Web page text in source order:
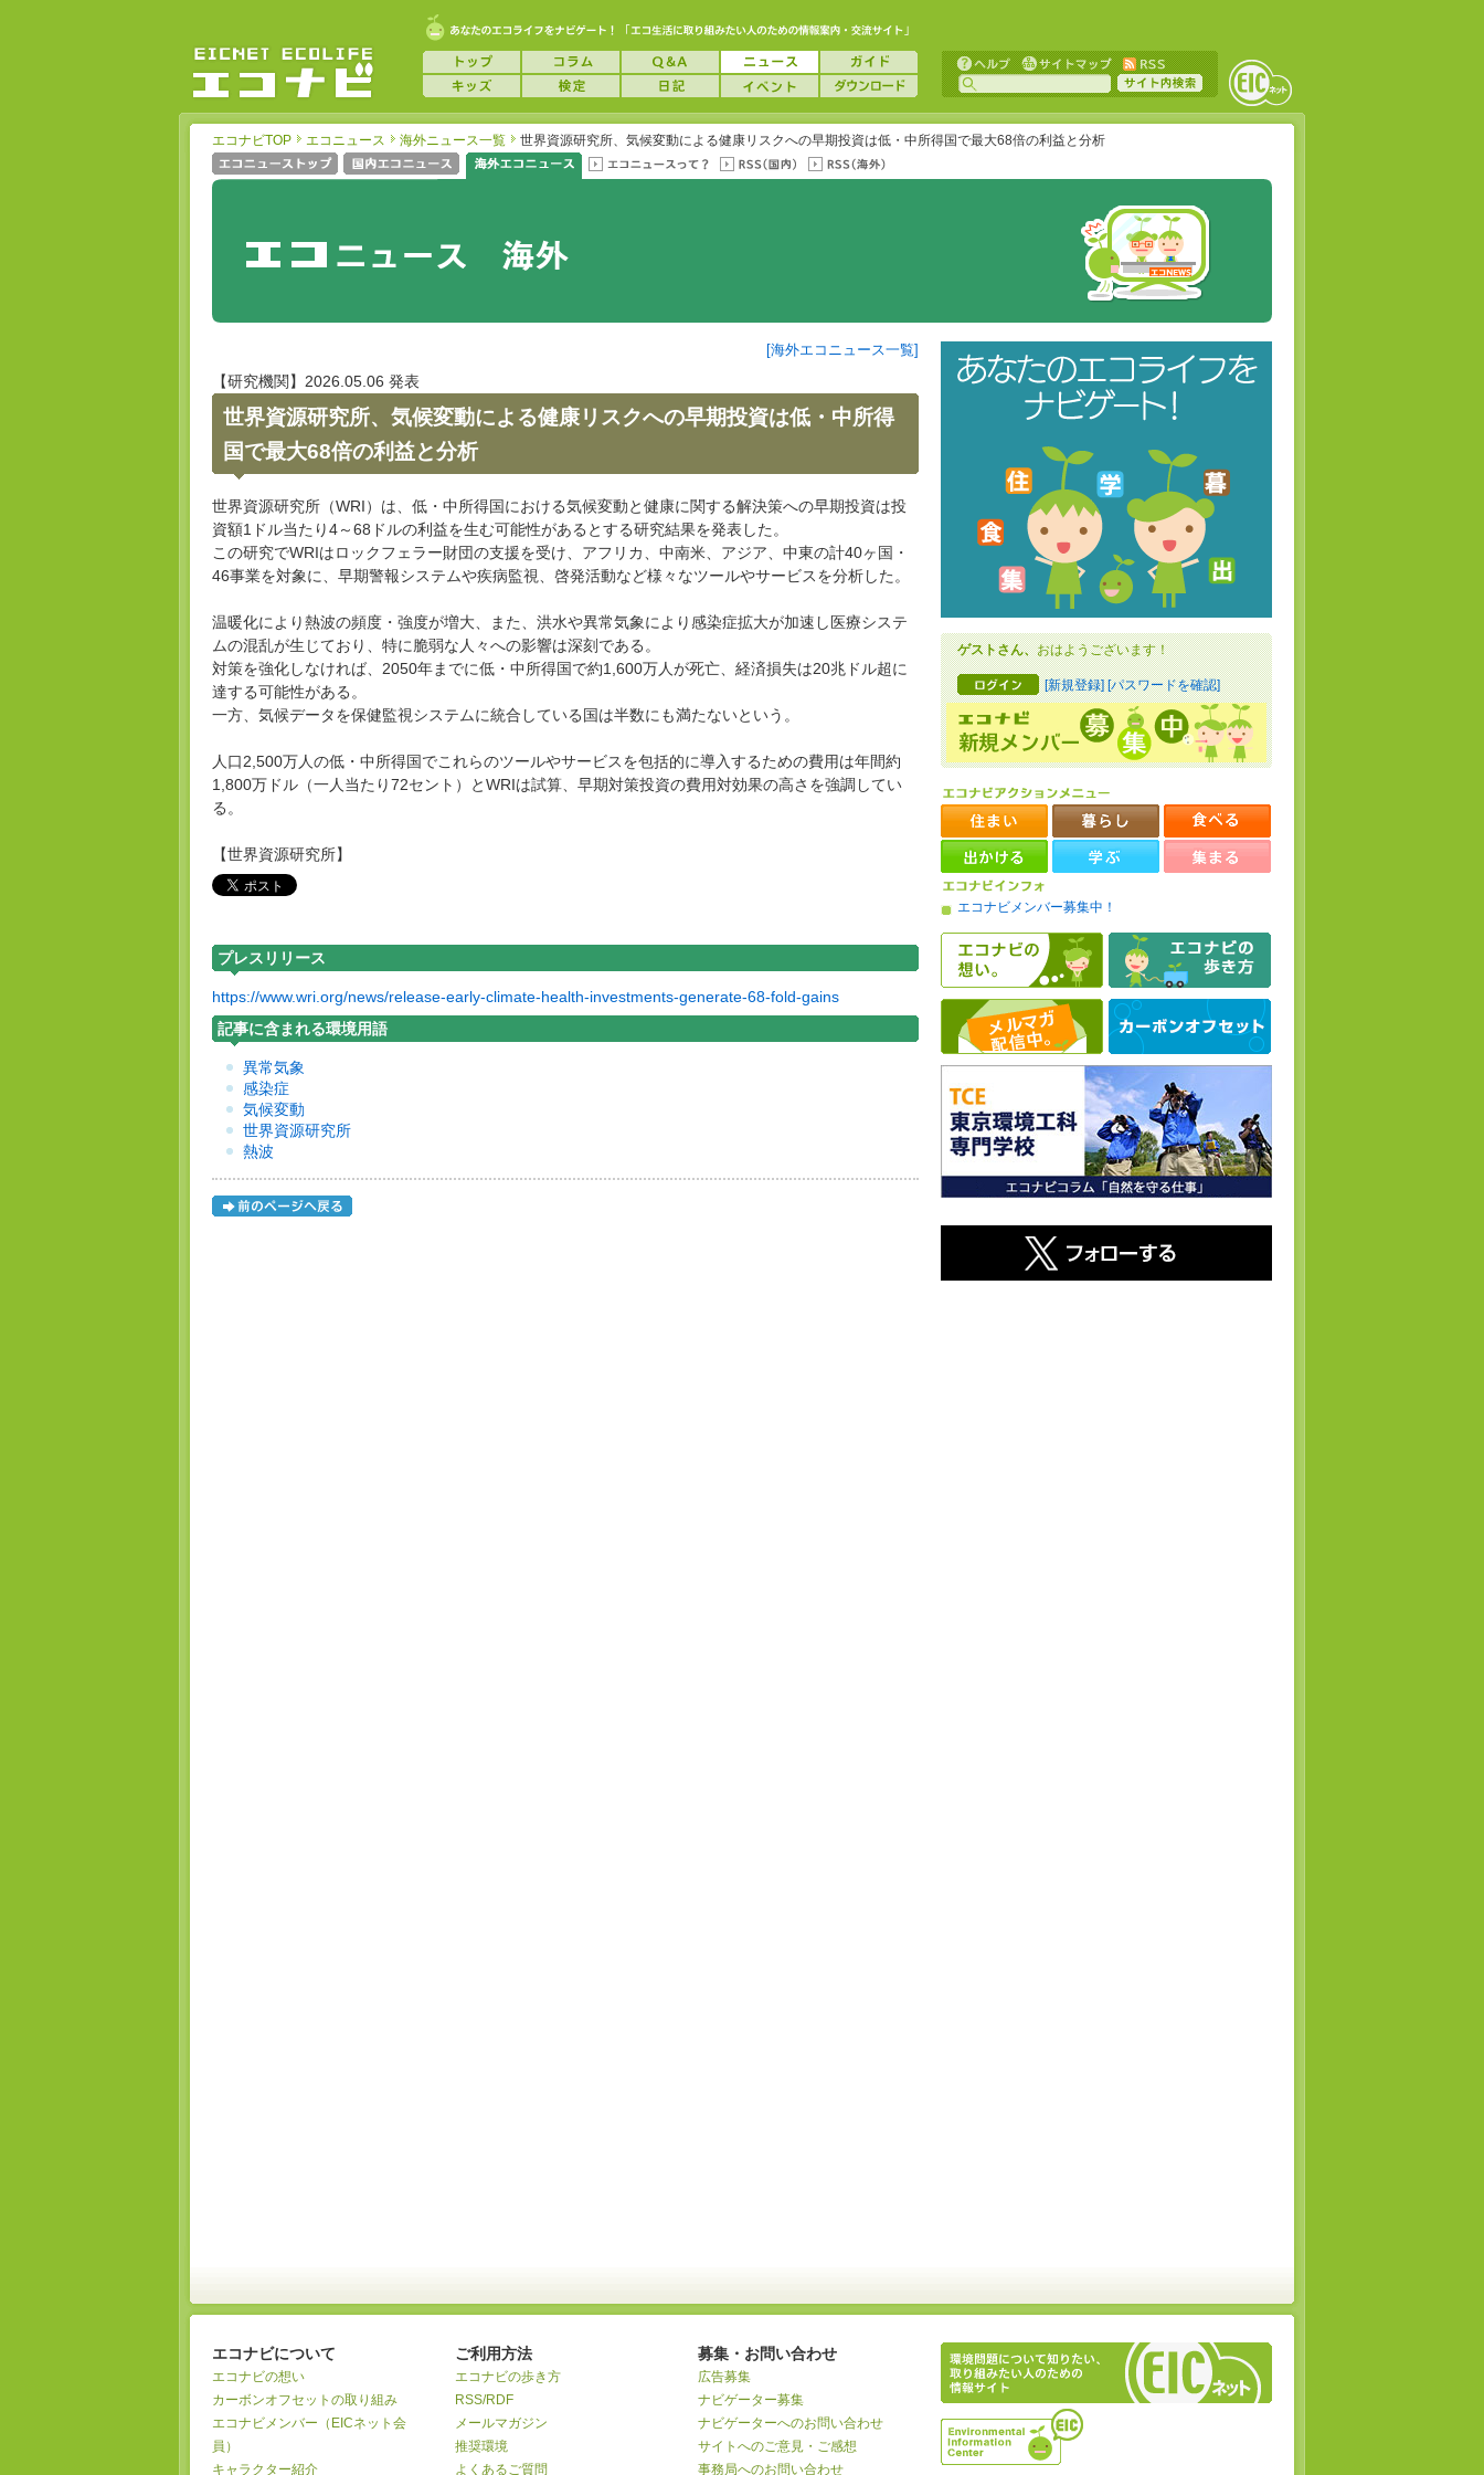
エコナビTOP エコニュース 海外ニュース一覧 世界資源研究所、気候変動による健康リスクへの早期投資は低・中所得国で最大68倍の利益と分析
[海外エコニュース一覧]
【研究機関】2026.05.06 発表
世界資源研究所、気候変動による健康リスクへの早期投資は低・中所得
国で最大68倍の利益と分析
世界資源研究所（WRI）は、低・中所得国における気候変動と健康に関する解決策への早期投資は投
資額1ドル当たり4～68ドルの利益を生む可能性があるとする研究結果を発表した。
この研究でWRIはロックフェラー財団の支援を受け、アフリカ、中南米、アジア、中東の計40ヶ国・
46事業を対象に、早期警報システムや疾病監視、啓発活動など様々なツールやサービスを分析した。
温暖化により熱波の頻度・強度が増大、また、洪水や異常気象により感染症拡大が加速し医療システ
ムの混乱が生じており、特に脆弱な人々への影響は深刻である。
対策を強化しなければ、2050年までに低・中所得国で約1,600万人が死亡、経済損失は20兆ドル超に
達する可能性がある。
一方、気候データを保健監視システムに統合している国は半数にも満たないという。
人口2,500万人の低・中所得国でこれらのツールやサービスを包括的に導入するための費用は年間約
1,800万ドル（一人当たり72セント）とWRIは試算、早期対策投資の費用対効果の高さを強調してい
る。
【世界資源研究所】
プレスリリース
https://www.wri.org/news/release-early-climate-health-investments-generate-68-fold-gains
記事に含まれる環境用語
異常気象
感染症
気候変動
世界資源研究所
熱波
ゲストさん、おはようございます！
[新規登録] [パスワードを確認]
エコナビメンバー募集中！
エコナビについて
エコナビの想い
カーボンオフセットの取り組み
エコナビメンバー（EICネット会
員）
キャラクター紹介
ご利用方法
エコナビの歩き方
RSS/RDF
メールマガジン
推奨環境
よくあるご質問
募集・お問い合わせ
広告募集
ナビゲーター募集
ナビゲーターへのお問い合わせ
サイトへのご意見・ご感想
事務局へのお問い合わせ